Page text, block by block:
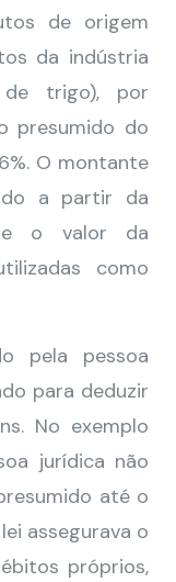
de origem
da indústria
de trigo), por
presumido do
O montante
a partir da
o valor da
como
pela pessoa
para deduzir
No exemplo
jurídica não
até o
assegurava o
próprios,